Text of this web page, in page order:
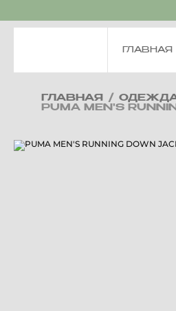
ГЛАВНАЯ
ГЛАВНАЯ /
PUMA MEN'S